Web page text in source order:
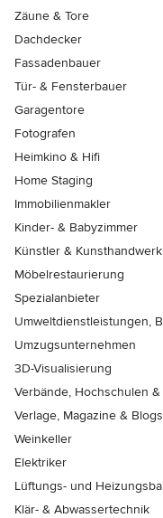
Zäune & Tore
Dachdecker
Fassadenbauer
Tür- & Fensterbauer
Garagentore
Fotografen
Heimkino & Hifi
Home Staging
Immobilienmakler
Kinder- & Babyzimmer
Künstler & Kunsthandwerk
Möbelrestaurierung
Spezialanbieter
Umweltdienstleistungen,
Umzugsunternehmen
3D-Visualisierung
Verbände, Hochschulen
Verlage, Magazine & Blogs
Weinkeller
Elektriker
Lüftungs- und
Klär- & Abwassertechnik